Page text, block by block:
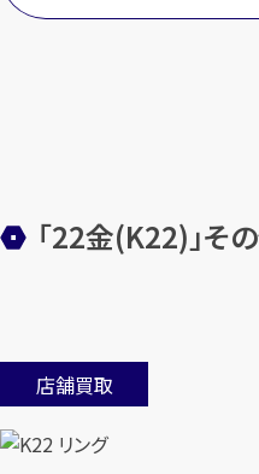
「22金(K22)」そ
店舗買取